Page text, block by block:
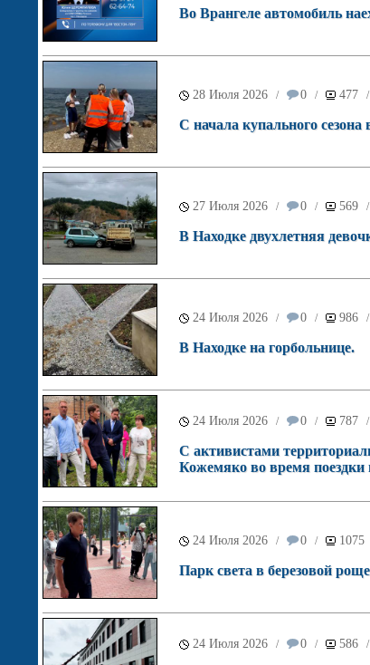
Во Врангеле автомобиль
28 Июля 2026 / 0 / 477 /
С начала купального сезона
27 Июля 2026 / 0 / 569 /
В Находке двухлетняя
24 Июля 2026 / 0 / 986 /
В Находке на горбольнице.
24 Июля 2026 / 0 / 787 /
С активистами
Кожемяко во время поездки
24 Июля 2026 / 0 / 1075
Парк света в березовой
24 Июля 2026 / 0 / 586 /